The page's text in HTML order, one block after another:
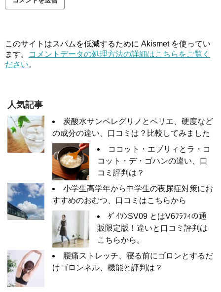
このサイトはスパムを低減するために Akismet を使ってい
ます。
コメントデータの処理方法の詳細はこちらをご覧く
ださい。
人気記事
炭酸水サンペレグリノとペリエ、硬度など
の成分の違い、口コミは？比較してみました
ココット・エブリィとラ・コ
コット・デ・ゴハンの違い、口
コミ評判は？
小学生高学年から中学生の夜尿症対策にお
すすめのおむつ、口コミはこちらから
ﾀﾞｲｿﾝSV09 とはV6ﾌﾗﾌｨの通
販限定版！違いと口コミ評判は
こちらから。
腰痛ストレッチ、寝る前にゴロンとするだ
けゴロンネル、機能と評判は？